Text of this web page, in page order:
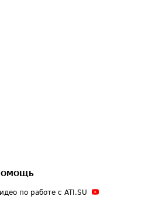
по работе с ATI.SU